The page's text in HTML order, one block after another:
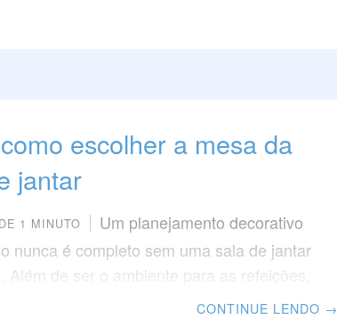
escolher a mesa da
jantar
1 MINUTO
Um planejamento decorativo
nunca é completo sem uma sala de jantar
Além de ser o ambiente para as refeições,
jantar também é um local para receber
CONTINUE LENDO →